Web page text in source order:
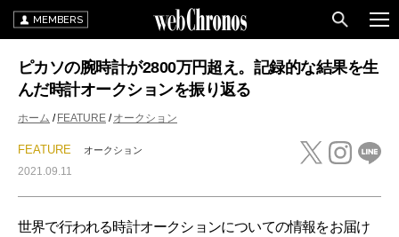
MEMBERS
ピカソの腕時計が2800万円超え。記録的な結果を生
んだ時計オークションを振り返る
ホーム FEATURE オークション
FEATURE オークション
2021.09.11
世界で行われる時計オークションについての情報をお届け